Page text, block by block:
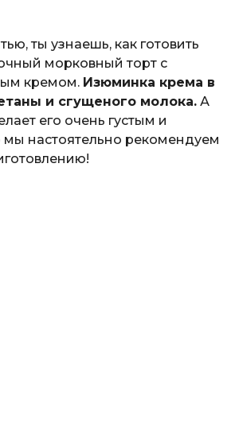
ты узнаешь, как готовить
морковный торт с
кремом. Изюминка крема в
и сгущеного молока. А
его очень густым и
настоятельно рекомендуем